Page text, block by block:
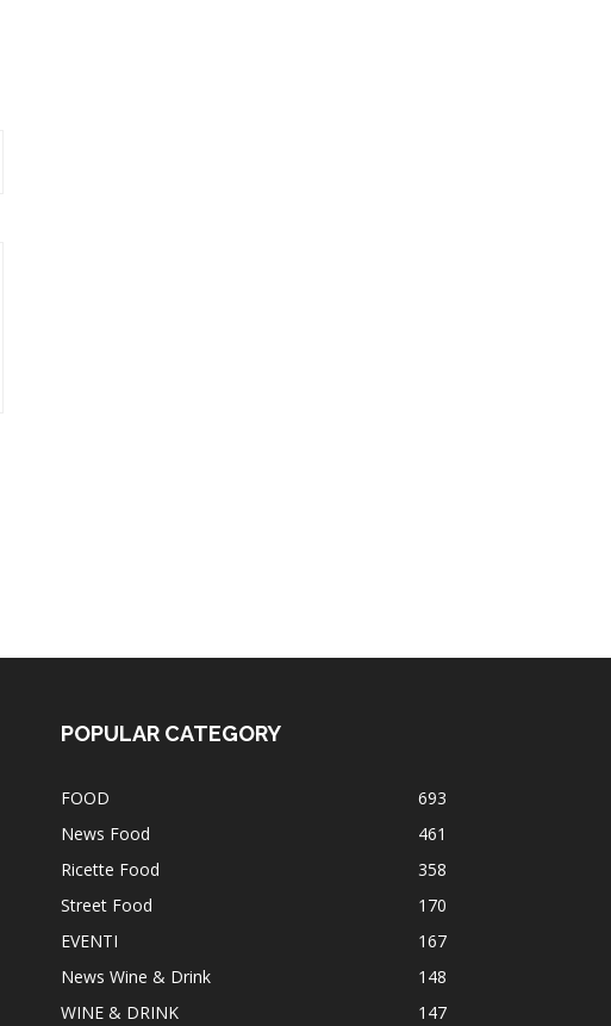
POPULAR CATEGORY
FOOD
693
News Food
461
Ricette Food
358
Street Food
170
EVENTI
167
News Wine & Drink
148
WINE & DRINK
147